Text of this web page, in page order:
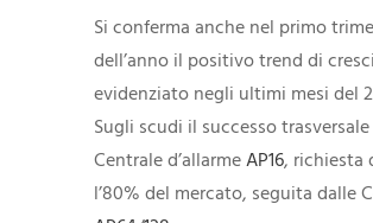
Si conferma anche nel primo
dell’anno il positivo trend di
evidenziato negli ultimi mesi del
Sugli scudi il successo
Centrale d’allarmeAP16, richiesta
l’80% del mercato, seguita dalle